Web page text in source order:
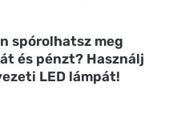
spórolhatsz meg
és pénzt? Használj
LED lámpát!